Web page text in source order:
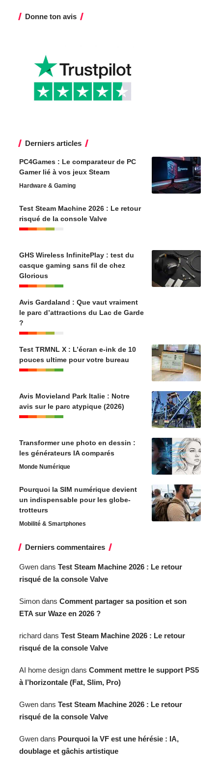
Donne ton avis
Derniers articles
PC4Games : Le comparateur de PC
Gamer lié à vos jeux Steam
Hardware & Gaming
Test Steam Machine 2026 : Le retour
risqué de la console Valve
GHS Wireless InfinitePlay : test du
casque gaming sans fil de chez
Glorious
Avis Gardaland : Que vaut vraiment
le parc d’attractions du Lac de Garde
?
Test TRMNL X : L’écran e-ink de 10
pouces ultime pour votre bureau
Avis Movieland Park Italie : Notre
avis sur le parc atypique (2026)
Transformer une photo en dessin :
les générateurs IA comparés
Monde Numérique
Pourquoi la SIM numérique devient
un indispensable pour les globe-
trotteurs
Mobilité & Smartphones
Derniers commentaires
Gwen dans Test Steam Machine 2026 : Le retour
risqué de la console Valve
Simon dans Comment partager sa position et son
ETA sur Waze en 2026 ?
richard dans Test Steam Machine 2026 : Le retour
risqué de la console Valve
AI home design dans Comment mettre le support PS5
à l’horizontale (Fat, Slim, Pro)
Gwen dans Test Steam Machine 2026 : Le retour
risqué de la console Valve
Gwen dans Pourquoi la VF est une hérésie : IA,
doublage et gâchis artistique